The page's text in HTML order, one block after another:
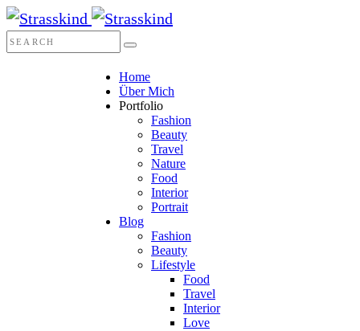
Home
Über Mich
Portfolio
Fashion
Beauty
Travel
Nature
Food
Interior
Portrait
Blog
Fashion
Beauty
Lifestyle
Food
Travel
Interior
Love